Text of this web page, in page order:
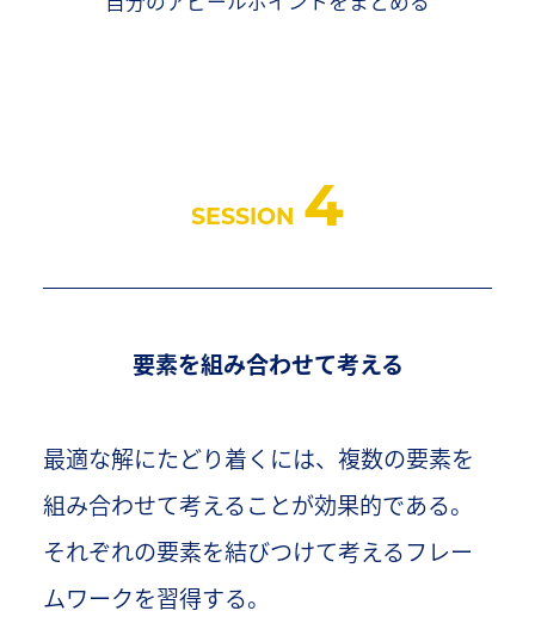
SESSION 4
要素を組み合わせて考える
最適な解にたどり着くには、複数の要素を
組み合わせて考えることが効果的である。
それぞれの要素を結びつけて考えるフレー
ムワークを習得する。